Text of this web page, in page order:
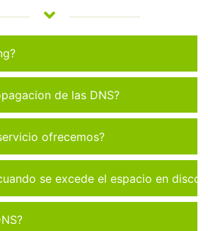
de las DNS?
ofrecemos?
se excede el espacio en disco